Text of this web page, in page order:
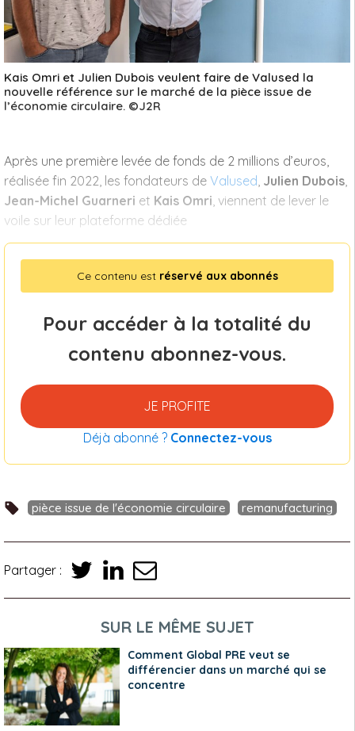
Kais Omri et Julien Dubois veulent faire de Valused la
nouvelle référence sur le marché de la pièce issue de
l’économie circulaire. ©J2R
Après une première levée de fonds de 2 millions d’euros,
réalisée fin 2022, les fondateurs de Valused, Julien Dubois,
Jean-Michel Guarneri et Kais Omri, viennent de lever le
voile sur leur plateforme dédiée
Ce contenu est réservé aux abonnés
Pour accéder à la totalité du
contenu abonnez-vous.
JE PROFITE
Déjà abonné ? Connectez-vous
pièce issue de l'économie circulaire remanufacturing
Partager :
SUR LE MÊME SUJET
Comment Global PRE veut se
différencier dans un marché qui se
concentre